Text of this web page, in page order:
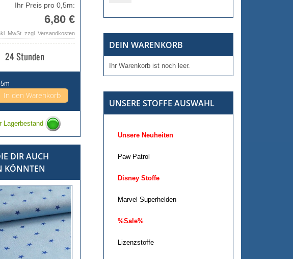
Ihr Preis pro 0,5m:
6,80 €
MwSt. zzgl. Versandkosten
Lagerbestand
DIR AUCH
KÖNNTEN
DEIN WARENKORB
Ihr Warenkorb ist noch leer.
UNSERE STOFFE AUSWAHL
Unsere Neuheiten
Paw Patrol
Disney Stoffe
Marvel Superhelden
%Sale%
Lizenzstoffe